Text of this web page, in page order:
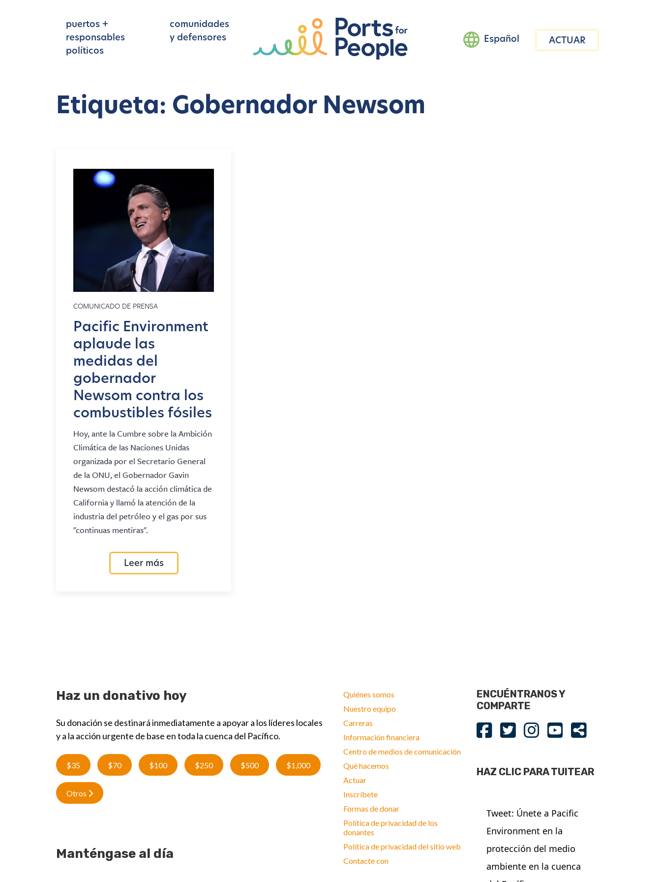
puertos +
responsables
políticos
comunidades
y defensores
Español ACTUAR
Etiqueta: Gobernador Newsom
COMUNICADO DE PRENSA
Pacific Environment
aplaude las
medidas del
gobernador
Newsom contra los
combustibles fósiles
Hoy, ante la Cumbre sobre la Ambición
Climática de las Naciones Unidas
organizada por el Secretario General
de la ONU, el Gobernador Gavin
Newsom destacó la acción climática de
California y llamó la atención de la
industria del petróleo y el gas por sus
"continuas mentiras".
Leer más
Haz un donativo hoy
Su donación se destinará inmediatamente a apoyar a los líderes locales
y a la acción urgente de base en toda la cuenca del Pacífico.
$35 $70 $100 $250 $500 $1,000
Otros
Manténgase al día
Quiénes somos
Nuestro equipo
Carreras
Información financiera
Centro de medios de comunicación
Qué hacemos
Actuar
Inscríbete
Formas de donar
Política de privacidad de los
donantes
Política de privacidad del sitio web
Contacte con
ENCUÉNTRANOS Y
COMPARTE
HAZ CLIC PARA TUITEAR
Tweet: Únete a Pacific
Environment en la
protección del medio
ambiente en la cuenca